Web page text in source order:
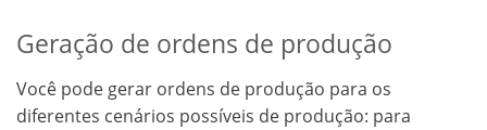
Geração de ordens de produção
Você pode gerar ordens de produção para os
diferentes cenários possíveis de produção: para